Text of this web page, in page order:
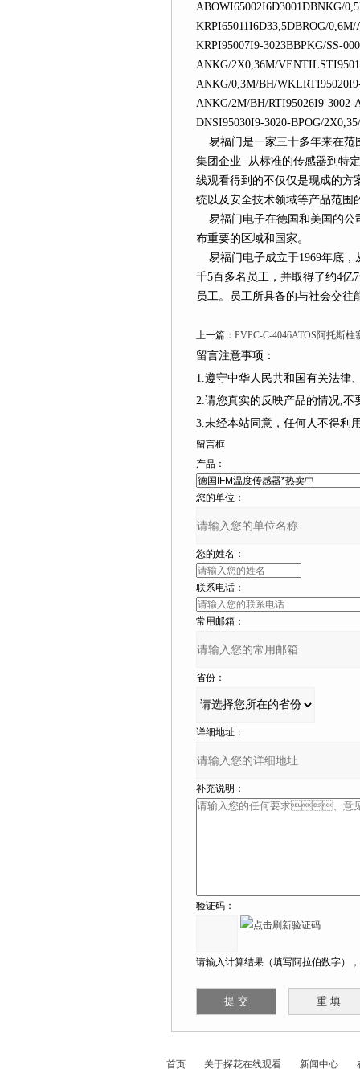
ABOWI65002I6D3001DBNKG/
KRPI65011I6D33,5DBROG/
KRPI95007I9-3023BBPKG/SS-
ANKG/2X0,36M/
ANKG/0,3M/BH/
ANKG/2M/BH/RTI95026I9-3002-
DNSI95030I9-3020-BPOG/
易福门是一家三十多年来在范围
集团企业 -从标准的传感器到特定
线观看得到的不仅仅是现成的方案
统以及安全技术领域等产品范围的
易福门电子在德国和美国的公司
布重要的区域和国家。
易福门电子成立于1969年底
千5百多名员工，并取得了约
员工。员工所具备的与社会交
上一篇： PVPC-C-4046ATOS阿托斯
留言注意事项：
1.遵守中华人民共和国有关法律、
2.请您真实的反映产品的情况,不要捏
3.未经本站同意，任何人不得
留言框
产品：
您的单位：
您的姓名：
联系电话：
常用邮箱：
省份：
详细地址：
补充说明：
验证码：
请输入计算结果（填写阿拉伯数字），
首页 关于探花在线观看 新闻中心